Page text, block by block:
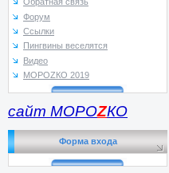
Форум
Ссылки
Пингвины веселятся
Видео
МОРОZКО 2019
сайт МОРОZКО
Форма входа